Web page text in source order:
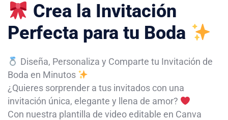
Crea la Invitación
Perfecta para tu Boda
Diseña, Personaliza y Comparte tu Invitación de
Boda en Minutos
¿Quieres sorprender a tus invitados con una
invitación única, elegante y llena de amor?
Con nuestra plantilla de video editable en Canva